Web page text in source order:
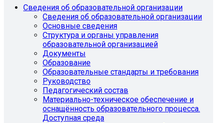
Сведения об образовательной организации
Сведения об образовательной организации
Основные сведения
Структура и органы управления
образовательной организацией
Документы
Образование
Образовательные стандарты и требования
Руководство
Педагогический состав
Материально-техническое обеспечение и
оснащённость образовательного процесса.
Доступная среда